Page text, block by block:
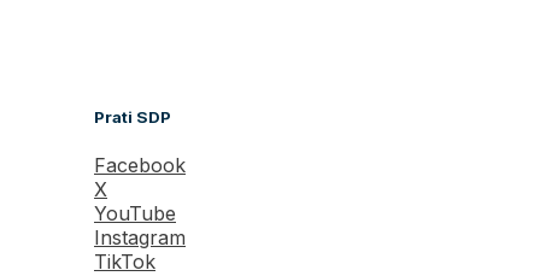
Prati SDP
Facebook
X
YouTube
Instagram
TikTok